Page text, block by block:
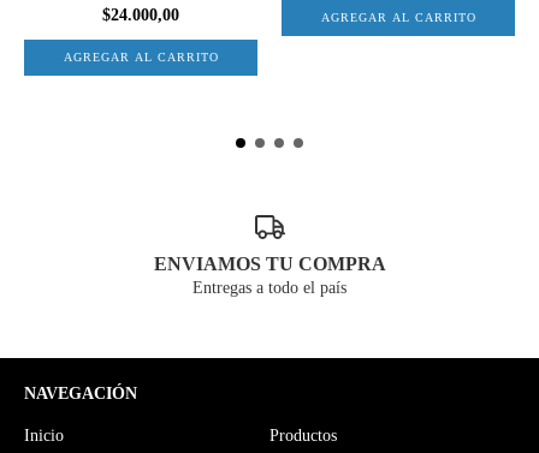
$24.000,00
ENVIAMOS TU COMPRA
Entregas a todo el país
NAVEGACIÓN
Inicio Productos